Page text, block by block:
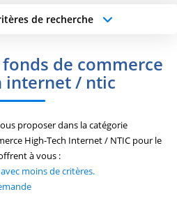
AGENCE
Actualités
de recherche
Localisation
Surface min
de commerce
internet / ntic
proposer dans la catégorie
High-Tech Internet / NTIC pour le
à vous :
moins de critères.